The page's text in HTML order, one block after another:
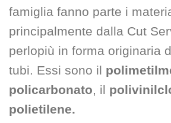
famiglia fanno parte i
principalmente dalla Cut
perlopiù in forma originaria
tubi. Essi sono il
policarbonato, il
polietilene.